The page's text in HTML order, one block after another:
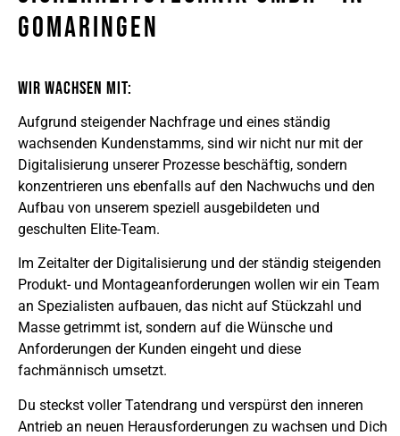
Gomaringen
Wir wachsen mit:
Aufgrund steigender Nachfrage und eines ständig
wachsenden Kundenstamms, sind wir nicht nur mit der
Digitalisierung unserer Prozesse beschäftig, sondern
konzentrieren uns ebenfalls auf den Nachwuchs und den
Aufbau von unserem speziell ausgebildeten und
geschulten Elite-Team.
Im Zeitalter der Digitalisierung und der ständig steigenden
Produkt- und Montageanforderungen wollen wir ein Team
an Spezialisten aufbauen, das nicht auf Stückzahl und
Masse getrimmt ist, sondern auf die Wünsche und
Anforderungen der Kunden eingeht und diese
fachmännisch umsetzt.
Du steckst voller Tatendrang und verspürst den inneren
Antrieb an neuen Herausforderungen zu wachsen und Dich